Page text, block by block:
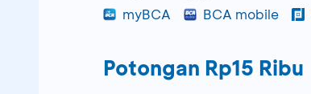
myBCA BCA mobile
Potongan Rp15 Ribu